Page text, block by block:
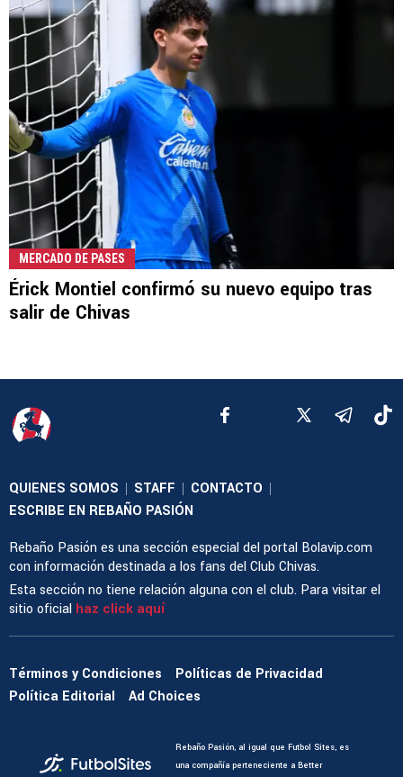
MERCADO DE PASES
Érick Montiel confirmó su nuevo equipo tras
salir de Chivas
QUIENES SOMOS | STAFF | CONTACTO |
ESCRIBE EN REBAÑO PASIÓN
Rebaño Pasión es una sección especial del portal Bolavip.com
con información destinada a los fans del Club Chivas.
Esta sección no tiene relación alguna con el club. Para visitar el
sitio oficial haz click aquí
Términos y Condiciones
Políticas de Privacidad
Política Editorial
Ad Choices
Rebaño Pasión, al igual que Futbol Sites, es
una compañía perteneciente a Better